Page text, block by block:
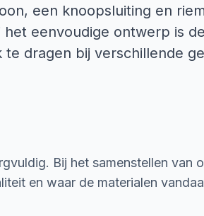
een knoopsluiting en
het eenvoudige ontwerp is
dragen bij verschillende
Bij het samenstellen van
en waar de materialen